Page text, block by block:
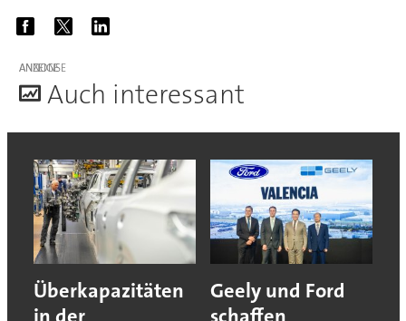
ANZEIGE
Auch interessant
Überkapazitäten
Geely und Ford